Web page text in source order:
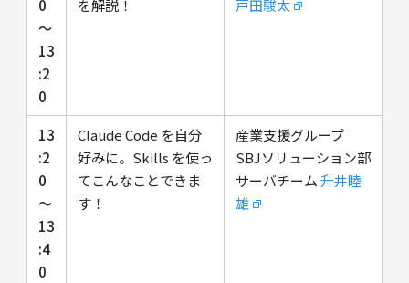
0
〜
13
:2
0
を解説！
戸田駿太
13
:2
0
〜
13
:4
0
Claude Code を自分
好みに。Skills を使っ
てこんなことできま
す！
産業支援グループ
SBJソリューション部
サーバチーム升井睦
雄